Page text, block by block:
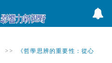
>>
《哲學思辨的重要性：從心